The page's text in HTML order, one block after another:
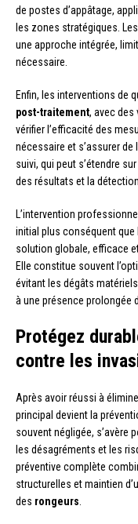
de postes d’appâtage,
les zones stratégiques.
une approche intégrée,
nécessaire.
Enfin, les interventions de
post-traitement, avec
vérifier l’efficacité des
nécessaire et s’assurer
suivi, qui peut s’étendre
des résultats et la
L’intervention
initial plus conséquent
solution globale, efficace
Elle constitue souvent
évitant les dégâts
à une présence prolongée
Protégez
contre les
Après avoir réussi à
principal devient la
souvent négligée, s’avère
les désagréments et les
préventive complète
structurelles et maintien
des rongeurs